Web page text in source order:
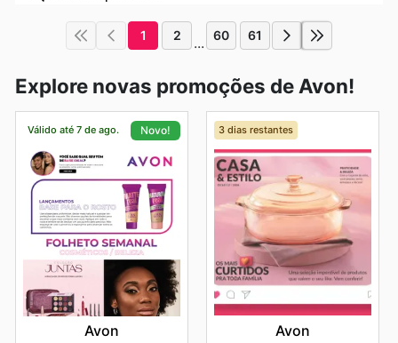
1 2 ... 60 61
Explore novas promoções de Avon!
Válido até 7 de ago. Novo!
Avon
3 dias restantes
Avon